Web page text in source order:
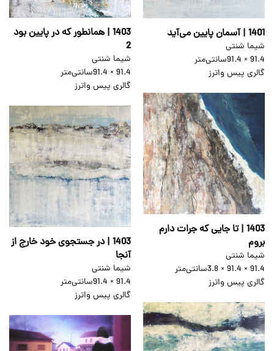
1401 | آسمان پایین می‌آید
شیما شنتی
91.4 × 91.4
سانتی‌متر
گالری پیس واترز
1403 | همانطور که در پایین بود
2
شیما شنتی
91.4 × 91.4
سانتی‌متر
گالری پیس واترز
1403 | تا جایی که جرات دارم
بروم
شیما شنتی
91.4 × 91.4 × 3.8
سانتی‌متر
گالری پیس واترز
1403 | در جستجوی خود خارج از
آنجا
شیما شنتی
91.4 × 91.4
سانتی‌متر
گالری پیس واترز